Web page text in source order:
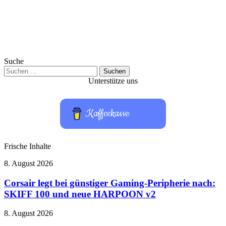
Suche
Suchen
nach:
Unterstütze uns
Kaffeekasse
Frische Inhalte
Corsair
bei
günstiger
Gaming-
nach:
8. August 2026
Corsair legt bei günstiger Gaming-Peripherie nach:
SKIFF 100 und neue HARPOON v2
Datenleck
8. August 2026